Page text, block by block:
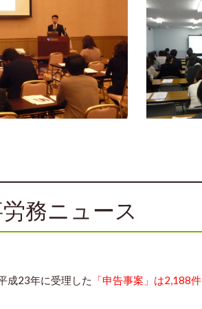
労務ニュース
成23年に受理した 「申告事案」は2,188件